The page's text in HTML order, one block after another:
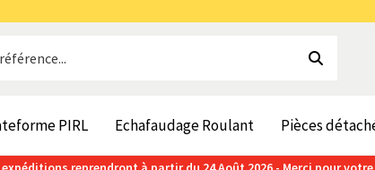
PIRL Echafaudage Roulant Pièces